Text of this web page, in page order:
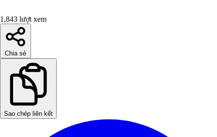
1,843 lượt xem
Chia sẻ
Sao chép liên kết